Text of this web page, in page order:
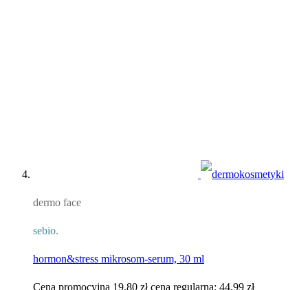
dermo face
sebio.
hormon&stress mikrosom-serum, 30 ml​
Cena promocyjna 19,80 zł cena regularna: 44,99 zł